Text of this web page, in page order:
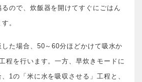
ので、炊飯器を開けてすぐにごはん
。
た場合、50～60分ほどかけて吸水か
程を行います。一方、早炊きモードに
1の「米に水を吸収させる」工程と、